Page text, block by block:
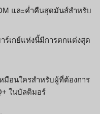
และค่ำคืนสุดมันส์สำหรับ
าร์เกย์แห่งนี้มีการตกแต่งสุด
มือนใครสำหรับผู้ที่ต้องการ
ในบัลติมอร์